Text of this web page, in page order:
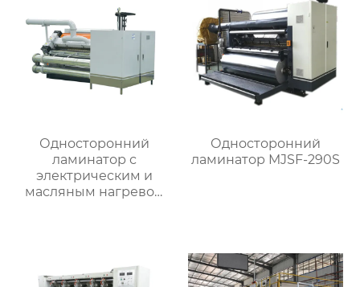
Односторонний
ламинатор с
электрическим и
масляным нагревом
Односторонний
ламинатор MJSF-290S